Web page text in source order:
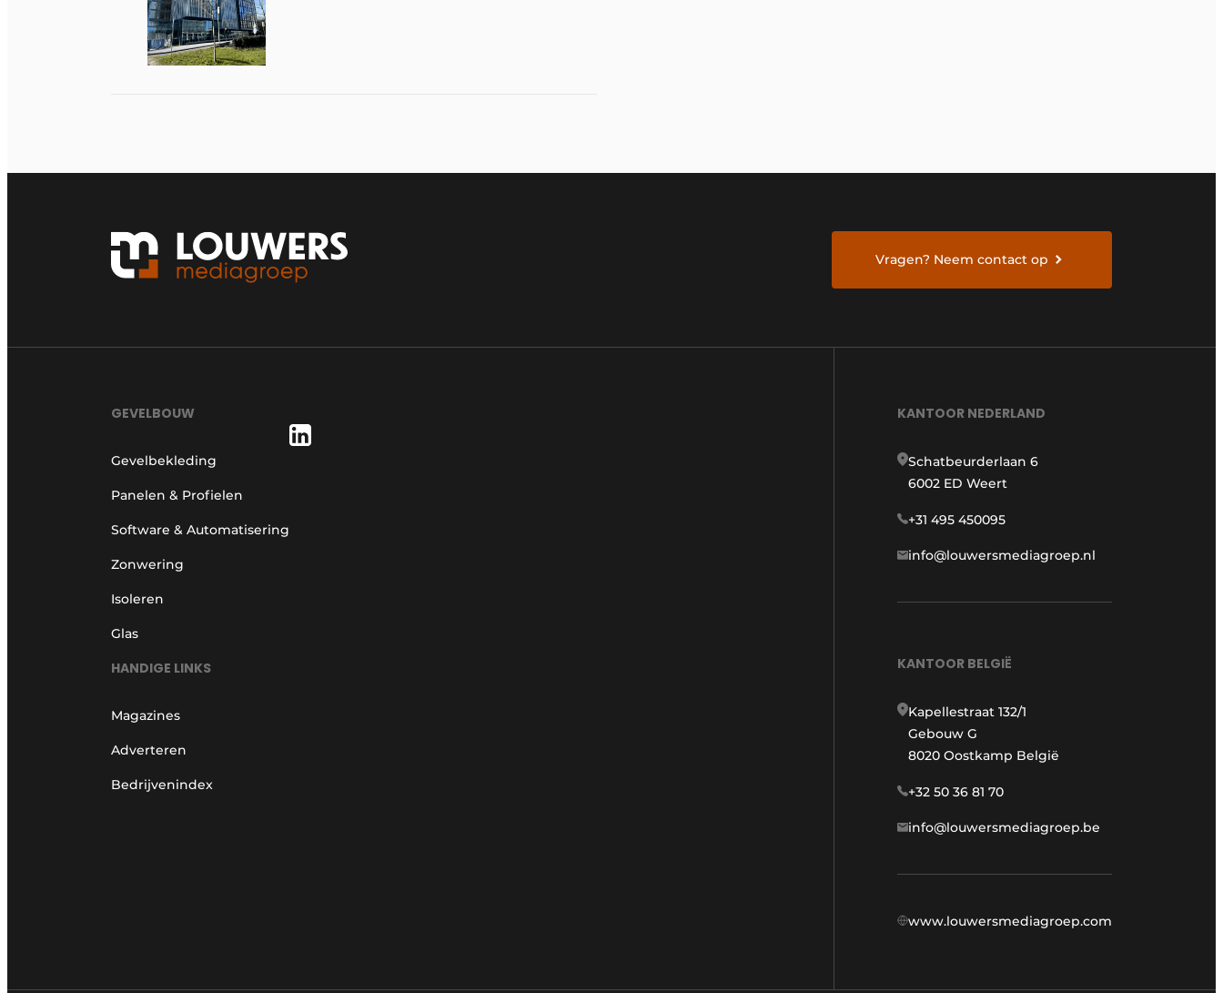
Vragen? Neem contact op
GEVELBOUW
Gevelbekleding
Panelen & Profielen
Software & Automatisering
Zonwering
Isoleren
Glas
HANDIGE LINKS
Magazines
Adverteren
Bedrijvenindex
KANTOOR NEDERLAND
Schatbeurderlaan 6
6002 ED Weert
+31 495 450095
info@louwersmediagroep.nl
KANTOOR BELGIË
Kapellestraat 132/1
Gebouw G
8020 Oostkamp België
+32 50 36 81 70
info@louwersmediagroep.be
www.louwersmediagroep.com